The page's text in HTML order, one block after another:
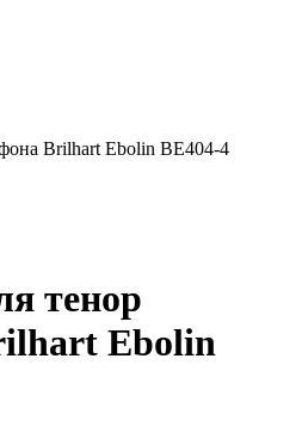
Brilhart Ebolin BE404-4
тенор
Ebolin